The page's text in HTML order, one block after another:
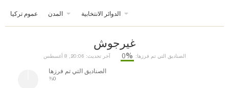
عموم تركيا المدن الدوائر الانتخابية
غيرجوش
آخر تحديث: 20:06, 8 أغسطس الصناديق التي تم فرزها: %0
الصناديق التي تم فرزها
%0